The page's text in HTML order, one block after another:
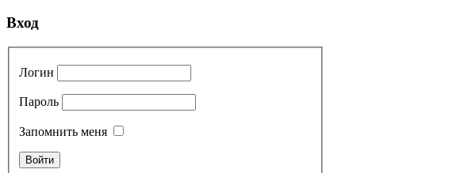
Вход
Логин
Пароль
Запомнить меня